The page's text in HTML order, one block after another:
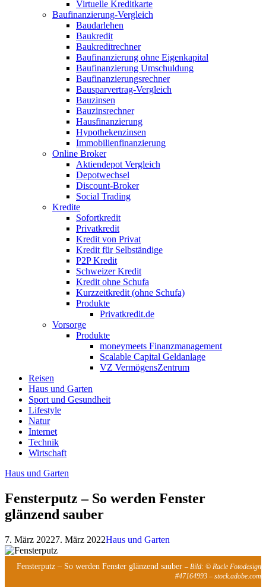
Virtuelle Kreditkarte
Baufinanzierung-Vergleich
Baudarlehen
Baukredit
Baukreditrechner
Baufinanzierung ohne Eigenkapital
Baufinanzierung Umschuldung
Baufinanzierungsrechner
Bausparvertrag-Vergleich
Bauzinsen
Bauzinsrechner
Hausfinanzierung
Hypothekenzinsen
Immobilienfinanzierung
Online Broker
Aktiendepot Vergleich
Depotwechsel
Discount-Broker
Social Trading
Kredite
Sofortkredit
Privatkredit
Kredit von Privat
Kredit für Selbständige
P2P Kredit
Schweizer Kredit
Kredit ohne Schufa
Kurzzeitkredit (ohne Schufa)
Produkte
Privatkredit.de
Vorsorge
Produkte
moneymeets Finanzmanagement
Scalable Capital Geldanlage
VZ VermögensZentrum
Reisen
Haus und Garten
Sport und Gesundheit
Lifestyle
Natur
Internet
Technik
Wirtschaft
Haus und Garten
Fensterputz – So werden Fenster
glänzend sauber
7. März 20227. März 2022Haus und Garten
Fensterputz – So werden Fenster glänzend sauber – Bild: © Racle Fotodesign
#47164993 – stock.adobe.com